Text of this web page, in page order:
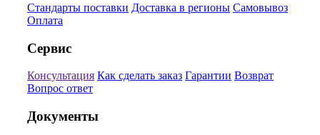
Стандарты поставки Доставка в регионы Самовывоз
Оплата
Сервис
Консультация Как сделать заказ Гарантии Возврат
Вопрос ответ
Документы